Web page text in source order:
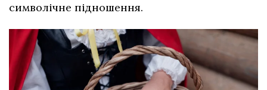
символічне підношення.